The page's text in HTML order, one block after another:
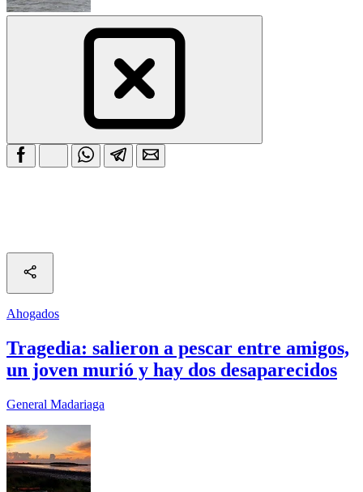
Ahogados
Tragedia: salieron a pescar entre amigos,
un joven murió y hay dos desaparecidos
General Madariaga